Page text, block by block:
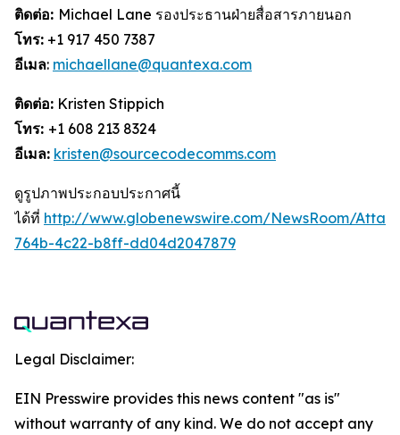
ติดต่อ: Michael Lane รองประธานฝ่ายสื่อสารภายนอก
โทร: +1 917 450 7387
อีเมล: michaellane@quantexa.com
ติดต่อ: Kristen Stippich
โทร: +1 608 213 8324
อีเมล: kristen@sourcecodecomms.com
ดูรูปภาพประกอบประกาศนี้
ได้ที่ http://www.globenewswire.com/NewsRoom/
764b-4c22-b8ff-dd04d2047879
Legal Disclaimer:
EIN Presswire provides this news content "as is"
without warranty of any kind. We do not accept any